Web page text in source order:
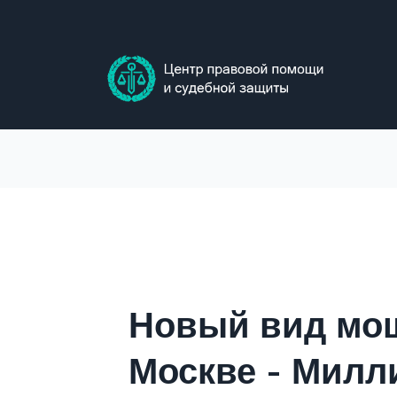
Новый вид
Москве -